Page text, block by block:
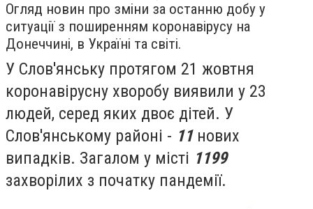
Огляд новин про зміни за останню добу у
ситуації з поширенням коронавірусу на
Донеччині, в Україні та світі.
У Слов'янську протягом 21 жовтня
коронавірусну хворобу виявили у 23
людей, серед яких двоє дітей. У
Слов'янському районі - 11нових
випадків. Загалом у місті 1199
захворілих з початку пандемії.